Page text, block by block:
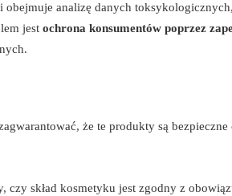
analizę danych
jest ochrona konsumentów poprzez
że te produkty są
czy skład kosmetyku jest zgodny z